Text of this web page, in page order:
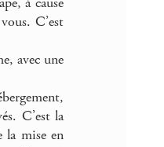
C’est
avec une
C’est la
la mise en